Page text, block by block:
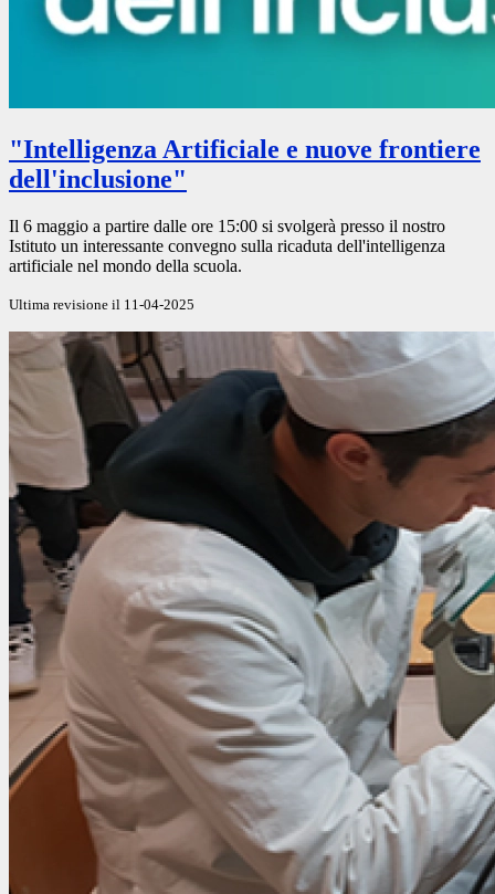
"Intelligenza Artificiale e nuove frontiere
dell'inclusione"
Il 6 maggio a partire dalle ore 15:00 si svolgerà presso il nostro
Istituto un interessante convegno sulla ricaduta dell'intelligenza
artificiale nel mondo della scuola.
Ultima revisione il 11-04-2025